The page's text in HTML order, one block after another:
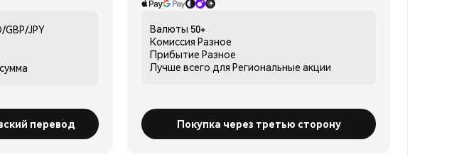
GBP/JPY
перевод
Валюты 50+
Комиссия Разное
Прибытие Разное
Лучше всего для Региональные акции
Покупка через третью сторону